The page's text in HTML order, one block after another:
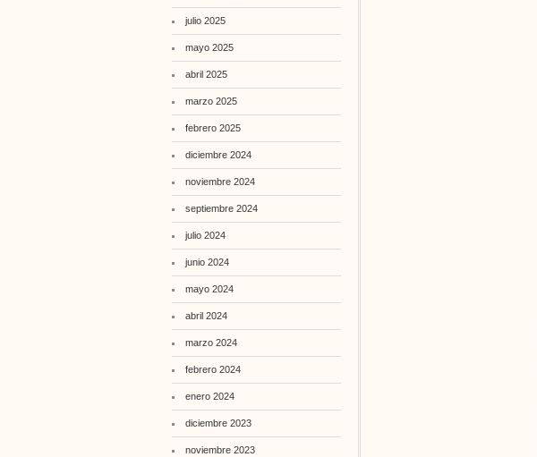
julio 2025
mayo 2025
abril 2025
marzo 2025
febrero 2025
diciembre 2024
noviembre 2024
septiembre 2024
julio 2024
junio 2024
mayo 2024
abril 2024
marzo 2024
febrero 2024
enero 2024
diciembre 2023
noviembre 2023